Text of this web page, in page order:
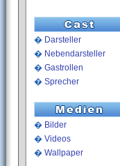
� Darsteller
� Nebendarsteller
� Gastrollen
� Sprecher
� Bilder
� Videos
� Wallpaper